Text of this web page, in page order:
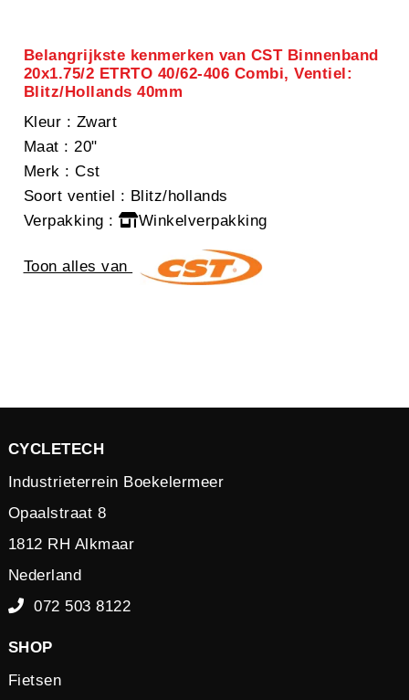
Belangrijkste kenmerken van CST Binnenband
20x1.75/2 ETRTO 40/62-406 Combi, Ventiel:
Blitz/Hollands 40mm
Kleur : Zwart
Maat : 20"
Merk : Cst
Soort ventiel : Blitz/hollands
Verpakking : Winkelverpakking
Toon alles van
CYCLETECH
Industrieterrein Boekelermeer
Opaalstraat 8
1812 RH Alkmaar
Nederland
072 503 8122
SHOP
Fietsen